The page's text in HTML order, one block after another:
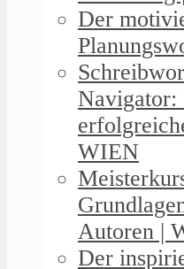
Der
Navigator:
WIEN
Autoren |
Der